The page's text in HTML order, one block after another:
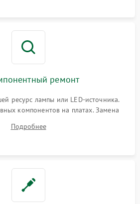
ремонт
ресурс лампы или LED-источника.
компонентов на платах. Замена
установка нового цветового
сгоревших поляризационных
Подробнее